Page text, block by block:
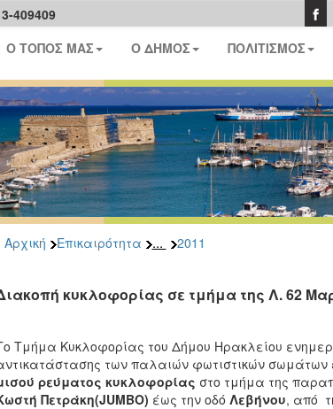
409409
Ο ΤΟΠΟΣ ΜΑΣ Ο ΔΗΜΟΣ ΠΟΛΙΤΙΣΜΟΣ
Αρχική Επικαιρότητα ... 2011
κυκλοφορίας σε τμήμα της Λ. 62
Τμήμα Κυκλοφορίας του Δήμου Ηρακλείου
των παλαιών φωτιστικών σωμάτων
ρεύματος κυκλοφορίας στο τμήμα της
Πετράκη(JUMBO) έως την οδό Λεβήνου, από